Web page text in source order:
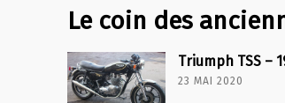
Le coin des
Triumph TSS –
23 MAI 2020